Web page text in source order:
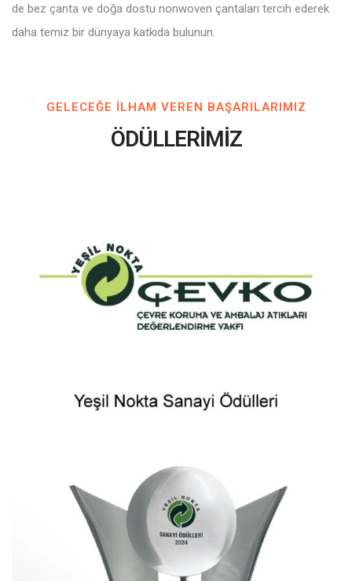
de bez çanta ve doğa dostu nonwoven çantaları tercih ederek
daha temiz bir dünyaya katkıda bulunun.
GELECEĞE ILHAM VEREN BAŞARILARIMIZ
ÖDÜLLERİMİZ